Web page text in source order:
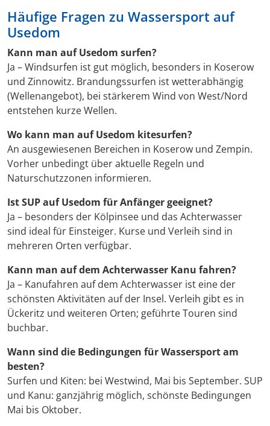
Häufige Fragen zu Wassersport auf
Usedom
Kann man auf Usedom surfen?
Ja – Windsurfen ist gut möglich, besonders in Koserow
und Zinnowitz. Brandungssurfen ist wetterabhängig
(Wellenangebot), bei stärkerem Wind von West/Nord
entstehen kurze Wellen.
Wo kann man auf Usedom kitesurfen?
An ausgewiesenen Bereichen in Koserow und Zempin.
Vorher unbedingt über aktuelle Regeln und
Naturschutzzonen informieren.
Ist SUP auf Usedom für Anfänger geeignet?
Ja – besonders der Kölpinsee und das Achterwasser
sind ideal für Einsteiger. Kurse und Verleih sind in
mehreren Orten verfügbar.
Kann man auf dem Achterwasser Kanu fahren?
Ja – Kanufahren auf dem Achterwasser ist eine der
schönsten Aktivitäten auf der Insel. Verleih gibt es in
Ückeritz und weiteren Orten; geführte Touren sind
buchbar.
Wann sind die Bedingungen für Wassersport am
besten?
Surfen und Kiten: bei Westwind, Mai bis September. SUP
und Kanu: ganzjährig möglich, schönste Bedingungen
Mai bis Oktober.